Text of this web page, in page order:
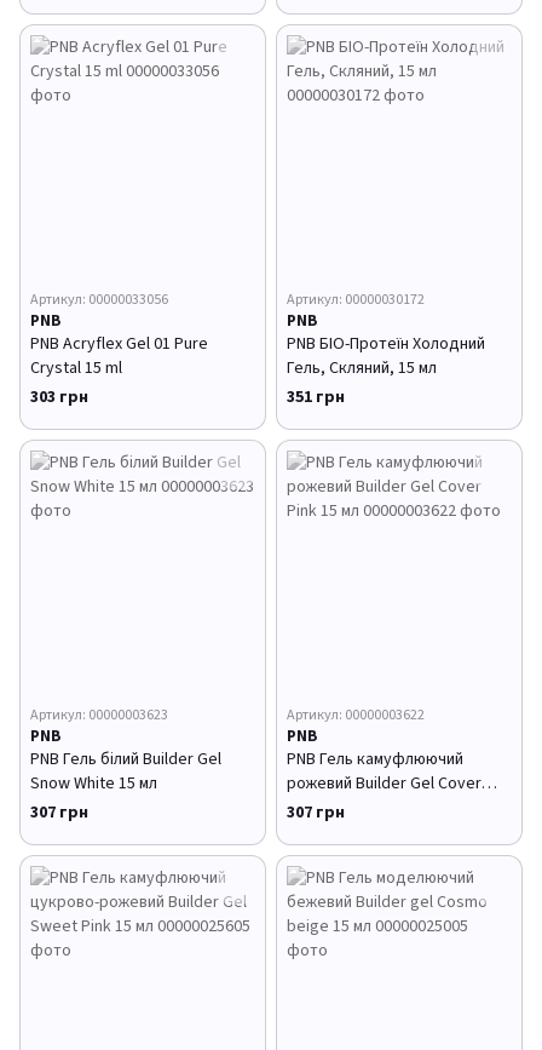
Артикул: 00000033056
PNB
PNB Acryflex Gel 01 Pure
Crystal 15 ml
303 грн
Артикул: 00000030172
PNB
PNB БІО-Протеїн Холодний
Гель, Скляний, 15 мл
351 грн
Артикул: 00000003623
PNB
PNB Гель білий Builder Gel
Snow White 15 мл
307 грн
Артикул: 00000003622
PNB
PNB Гель камуфлюючий
рожевий Builder Gel Cover
Pink 15 мл
307 грн